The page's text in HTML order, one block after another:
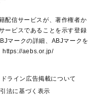
Magazine
配信サービスが、著作権者か
ービスであることを示す登録
マークの詳細、ABJマークを
https://aebs.or.jp/
ライン 広告掲載について
法に基づく表示